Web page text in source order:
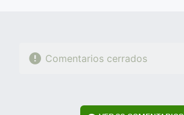
Comentarios cerrados